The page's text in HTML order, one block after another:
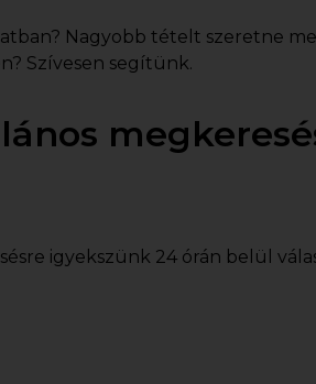
Nagyobb tételt szeretne
Szívesen segítünk.
igyekszünk 24 órán belül